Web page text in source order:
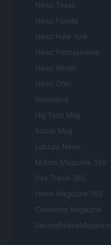
Newz Texas
Newz Florida
Newz New York
Newz Pennsylvania
Newz Illinois
Newz Ohio
Gameland
Hig Tech Mag
Scoop Mag
Lgbtqia News
Motors Magazine 365
Day Travel 365
Home Magazine 365
Cineverse Magazine
SecondHomeMagazine